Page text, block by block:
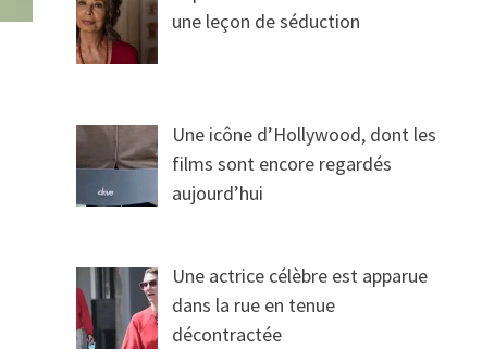
une leçon de séduction
Une icône d’Hollywood, dont les
films sont encore regardés
aujourd’hui
Une actrice célèbre est apparue
dans la rue en tenue
décontractée